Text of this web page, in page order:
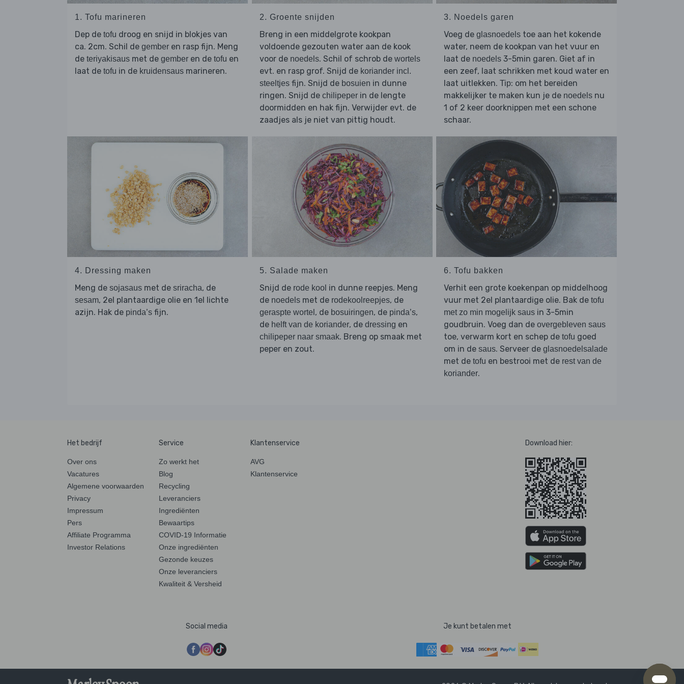
1. Tofu marineren
Dep de tofu droog en snijd in blokjes van
ca. 2cm. Schil de gember en rasp fijn. Meng
de teriyakisaus met de gember en de tofu en
laat de tofu in de kruidensaus marineren.
2. Groente snijden
Breng in een middelgrote kookpan
voldoende gezouten water aan de kook
voor de noedels. Schil of schrob de wortels
evt. en rasp grof. Snijd de koriander incl.
steeltjesfijn. Snijd de bosuien in dunne
ringen. Snijd de chilipeperin de lengte
doormidden en hak fijn. Verwijder evt. de
zaadjes als je niet van pittig houdt.
3. Noedels garen
Voeg de glasnoedels toe aan het kokende
water, neem de kookpan van het vuur en
laat de noedels 3-5min garen. Giet af in
een zeef, laat schrikken met koud water en
laat uitlekken. Tip: om het bereiden
makkelijker te maken kun je de noedels nu
1 of 2 keer doorknippen met een schone
schaar.
4. Dressing maken
Meng de sojasaus met de sriracha, de
sesam, 2el plantaardige olie en 1el lichte
azijn. Hak de pinda’s fijn.
5. Salade maken
Snijd de rode kool in dunne reepjes. Meng
de noedelsmet de rodekoolreepjes, de
geraspte wortel , de bosuiringen, de pinda’s,
de helft van de koriander, de dressing en
chilipeper naar smaak. Breng op smaak met
peper en zout.
6. Tofu bakken
Verhit een grote koekenpan op middelhoog
vuur met 2el plantaardige olie. Bak de tofu
met zo min mogelijk saus in 3-5min
goudbruin. Voeg dan de overgebleven saus
toe, verwarm kort en schep de tofu goed
om in de saus. Serveer de glasnoedelsalade
met de tofu en bestrooi met de rest van de
koriander.
Het bedrijf
Over ons
Vacatures
Algemene voorwaarden
Privacy
Impressum
Pers
Affiliate Programma
Investor Relations
Service
Zo werkt het
Blog
Recycling
Leveranciers
Ingrediënten
Bewaartips
COVID-19 Informatie
Onze ingrediënten
Gezonde keuzes
Onze leveranciers
Kwaliteit & Versheid
Klantenservice
AVG
Klantenservice
Download hier:
Social media Je kunt betalen met